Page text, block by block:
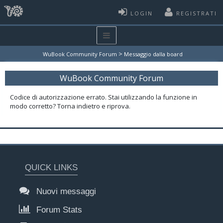
LOGIN REGISTRATI
WuBook Community Forum > Messaggio dalla board
WuBook Community Forum
Codice di autorizzazione errato. Stai utilizzando la funzione in
modo corretto? Torna indietro e riprova.
QUICK LINKS
Nuovi messaggi
Forum Stats